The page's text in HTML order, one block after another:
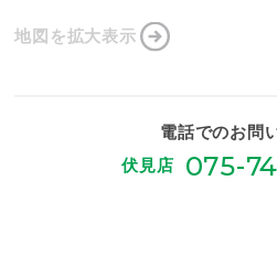
地図を拡大表示
電話でのお問
伏見店
075-